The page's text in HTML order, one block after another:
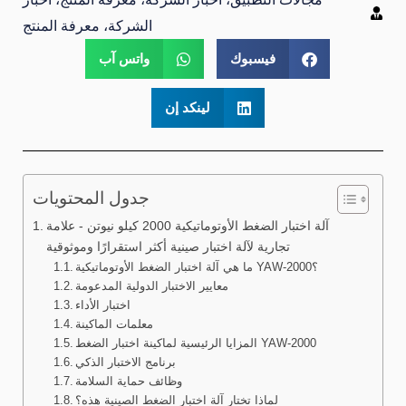
الشركة، معرفة المنتج
فيسبوك واتس آب
لينكد إن
جدول المحتويات
آلة اختبار الضغط الأوتوماتيكية 2000 كيلو نيوتن - علامة
تجارية لآلة اختبار صينية أكثر استقرارًا وموثوقية
ما هي آلة اختبار الضغط الأوتوماتيكية YAW-2000؟
معايير الاختبار الدولية المدعومة
اختبار الأداء
معلمات الماكينة
المزايا الرئيسية لماكينة اختبار الضغط YAW-2000
برنامج الاختبار الذكي
وظائف حماية السلامة
لماذا تختار آلة اختبار الضغط الصينية هذه؟